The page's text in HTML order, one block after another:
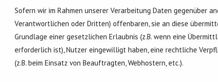
Sofern wir im Rahmen unserer Verarbeitung Daten gegenüber
Verantwortlichen oder Dritten) offenbaren, sie an diese
Grundlage einer gesetzlichen Erlaubnis (z.B. wenn eine
erforderlich ist), Nutzer eingewilligt haben, eine rechtliche
(z.B. beim Einsatz von Beauftragten, Webhostern, etc.).